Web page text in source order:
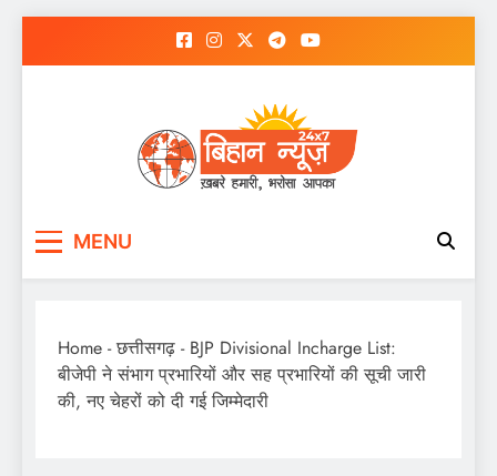
MENU
Home -छत्तीसगढ़ - BJP Divisional Incharge List:
बीजेपी ने संभाग प्रभारियों और सह प्रभारियों की सूची जारी
की, नए चेहरों को दी गई जिम्मेदारी